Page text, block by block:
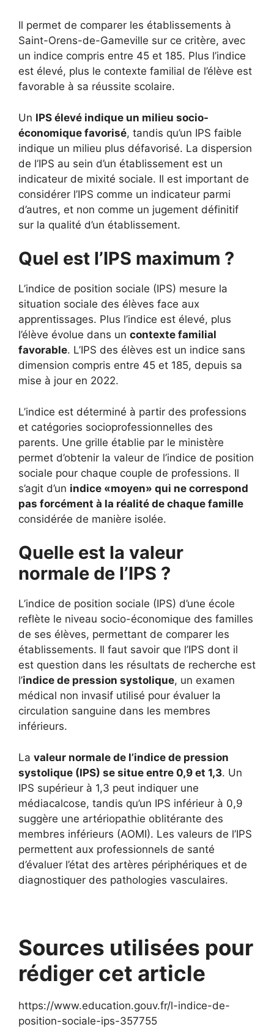
Il permet de comparer les établissements à
Saint-Orens-de-Gameville sur ce critère, avec
un indice compris entre 45 et 185. Plus l’indice
est élevé, plus le contexte familial de l’élève est
favorable à sa réussite scolaire.
Un IPS élevé indique un milieu socio-
économique favorisé, tandis qu’un IPS faible
indique un milieu plus défavorisé. La dispersion
de l’IPS au sein d’un établissement est un
indicateur de mixité sociale. Il est important de
considérer l’IPS comme un indicateur parmi
d’autres, et non comme un jugement définitif
sur la qualité d’un établissement.
Quel est l’IPS maximum ?
L’indice de position sociale (IPS) mesure la
situation sociale des élèves face aux
apprentissages. Plus l’indice est élevé, plus
l’élève évolue dans un contexte familial
favorable. L’IPS des élèves est un indice sans
dimension compris entre 45 et 185, depuis sa
mise à jour en 2022.
L’indice est déterminé à partir des professions
et catégories socioprofessionnelles des
parents. Une grille établie par le ministère
permet d’obtenir la valeur de l’indice de position
sociale pour chaque couple de professions. Il
s’agit d’un indice «moyen» qui ne correspond
pas forcément à la réalité de chaque famille
considérée de manière isolée.
Quelle est la valeur
normale de l’IPS ?
L’indice de position sociale (IPS) d’une école
reflète le niveau socio-économique des familles
de ses élèves, permettant de comparer les
établissements. Il faut savoir que l’IPS dont il
est question dans les résultats de recherche est
l’indice de pression systolique, un examen
médical non invasif utilisé pour évaluer la
circulation sanguine dans les membres
inférieurs.
La valeur normale de l’indice de pression
systolique (IPS) se situe entre 0,9 et 1,3. Un
IPS supérieur à 1,3 peut indiquer une
médiacalcose, tandis qu’un IPS inférieur à 0,9
suggère une artériopathie oblitérante des
membres inférieurs (AOMI). Les valeurs de l’IPS
permettent aux professionnels de santé
d’évaluer l’état des artères périphériques et de
diagnostiquer des pathologies vasculaires.
Sources utilisées pour
rédiger cet article
https://www.education.gouv.fr/l-indice-de-
position-sociale-ips-357755